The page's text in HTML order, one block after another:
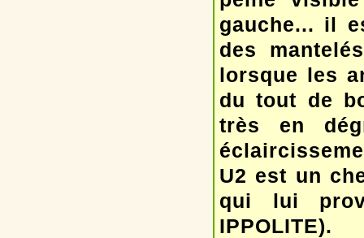
gauche... il
des
lorsque les
du tout de
très en
U2 est un
qui lui